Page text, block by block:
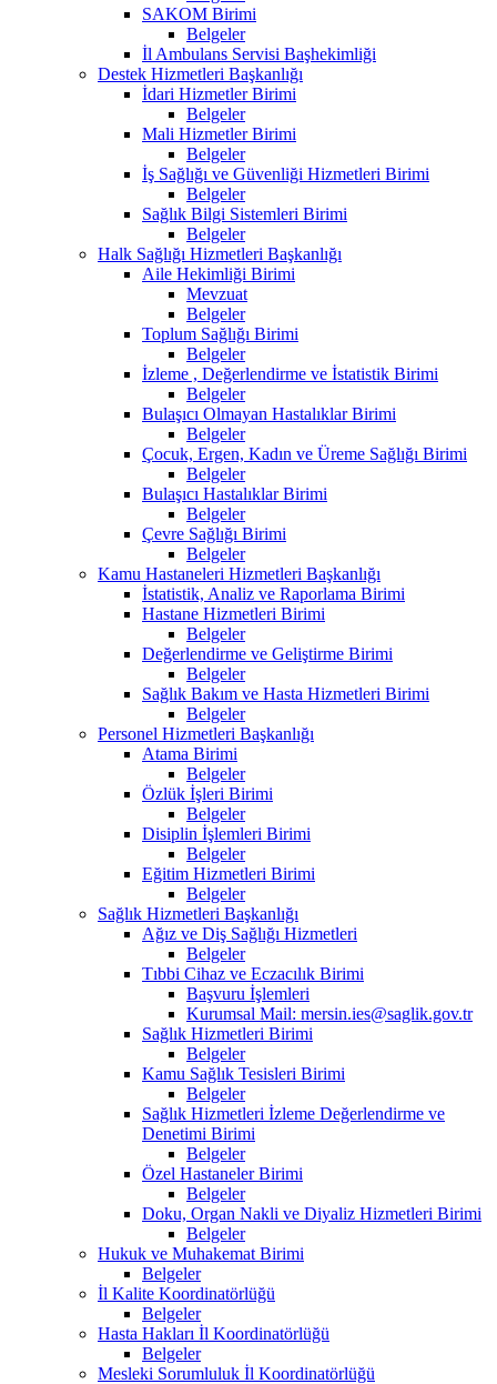
SAKOM Birimi
Belgeler
İl Ambulans Servisi Başhekimliği
Destek Hizmetleri Başkanlığı
İdari Hizmetler Birimi
Belgeler
Mali Hizmetler Birimi
Belgeler
İş Sağlığı ve Güvenliği Hizmetleri Birimi
Belgeler
Sağlık Bilgi Sistemleri Birimi
Belgeler
Halk Sağlığı Hizmetleri Başkanlığı
Aile Hekimliği Birimi
Mevzuat
Belgeler
Toplum Sağlığı Birimi
Belgeler
İzleme , Değerlendirme ve İstatistik Birimi
Belgeler
Bulaşıcı Olmayan Hastalıklar Birimi
Belgeler
Çocuk, Ergen, Kadın ve Üreme Sağlığı Birimi
Belgeler
Bulaşıcı Hastalıklar Birimi
Belgeler
Çevre Sağlığı Birimi
Belgeler
Kamu Hastaneleri Hizmetleri Başkanlığı
İstatistik, Analiz ve Raporlama Birimi
Hastane Hizmetleri Birimi
Belgeler
Değerlendirme ve Geliştirme Birimi
Belgeler
Sağlık Bakım ve Hasta Hizmetleri Birimi
Belgeler
Personel Hizmetleri Başkanlığı
Atama Birimi
Belgeler
Özlük İşleri Birimi
Belgeler
Disiplin İşlemleri Birimi
Belgeler
Eğitim Hizmetleri Birimi
Belgeler
Sağlık Hizmetleri Başkanlığı
Ağız ve Diş Sağlığı Hizmetleri
Belgeler
Tıbbi Cihaz ve Eczacılık Birimi
Başvuru İşlemleri
Kurumsal Mail: mersin.ies@saglik.gov.tr
Sağlık Hizmetleri Birimi
Belgeler
Kamu Sağlık Tesisleri Birimi
Belgeler
Sağlık Hizmetleri İzleme Değerlendirme ve
Denetimi Birimi
Belgeler
Özel Hastaneler Birimi
Belgeler
Doku, Organ Nakli ve Diyaliz Hizmetleri Birimi
Belgeler
Hukuk ve Muhakemat Birimi
Belgeler
İl Kalite Koordinatörlüğü
Belgeler
Hasta Hakları İl Koordinatörlüğü
Belgeler
Mesleki Sorumluluk İl Koordinatörlüğü